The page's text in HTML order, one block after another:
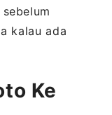
kalau ada
Ke